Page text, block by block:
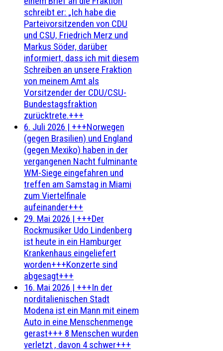
schreibt er: „Ich habe die
Parteivorsitzenden von CDU
und CSU, Friedrich Merz und
Markus Söder, darüber
informiert, dass ich mit diesem
Schreiben an unsere Fraktion
von meinem Amt als
Vorsitzender der CDU/CSU-
Bundestagsfraktion
zurücktrete.+++
6. Juli 2026 | +++Norwegen
(gegen Brasilien) und England
(gegen Mexiko) haben in der
vergangenen Nacht fulminante
WM-Siege eingefahren und
treffen am Samstag in Miami
zum Viertelfinale
aufeinander+++
29. Mai 2026 | +++Der
Rockmusiker Udo Lindenberg
ist heute in ein Hamburger
Krankenhaus eingeliefert
worden+++Konzerte sind
abgesagt+++
16. Mai 2026 | +++In der
norditalienischen Stadt
Modena ist ein Mann mit einem
Auto in eine Menschenmenge
gerast+++ 8 Menschen wurden
verletzt , davon 4 schwer+++